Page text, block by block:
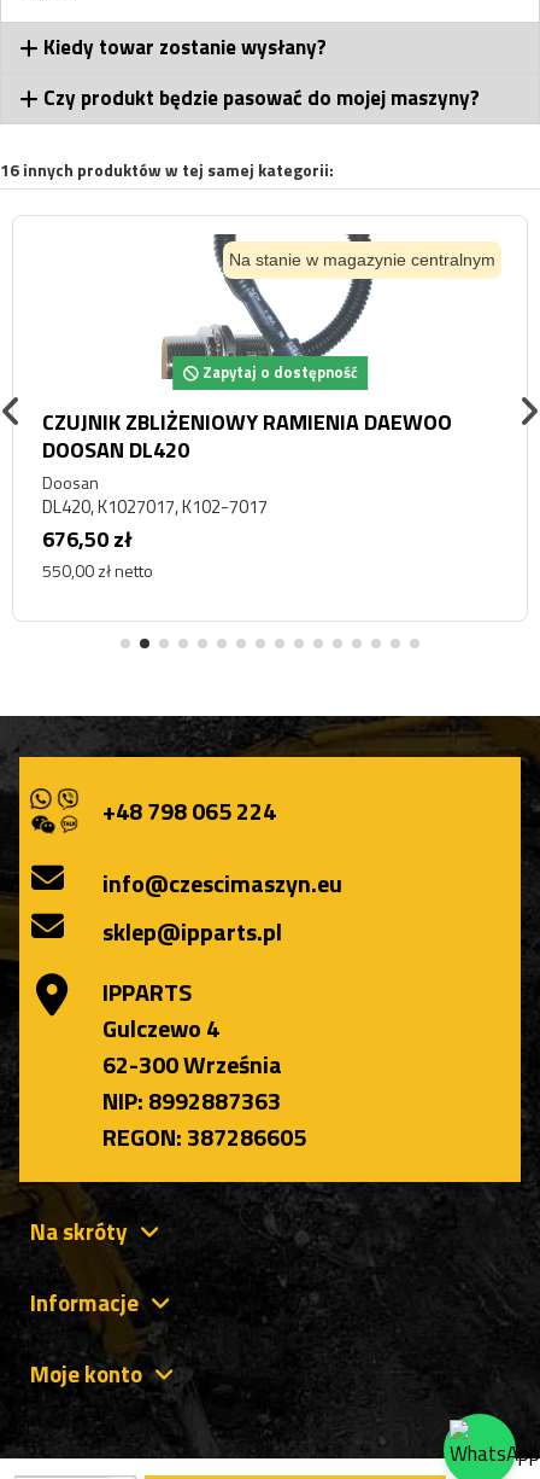
Kiedy towar zostanie wysłany?
Czy produkt będzie pasować do mojej maszyny?
16 innych produktów w tej samej kategorii:
Na stanie w magazynie centralnym
Zapytaj o dostępność
CZUJNIK ZBLIŻENIOWY RAMIENIA DAEWOO
DOOSAN DL420
Doosan
DL420, K1027017, K102-7017
676,50 zł
550,00 zł netto
+48 798 065 224
info@czescimaszyn.eu
sklep@ipparts.pl
IPPARTS
Gulczewo 4
62-300 Września
NIP: 8992887363
REGON: 387286605
Na skróty
Informacje
Moje konto